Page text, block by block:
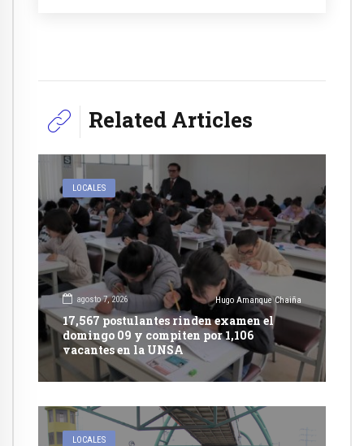
Related Articles
LOCALES
agosto 7, 2026 Hugo Amanque Chaiña
17,567 postulantes rinden examen el
domingo 09 y compiten por 1,106
vacantes en la UNSA
LOCALES